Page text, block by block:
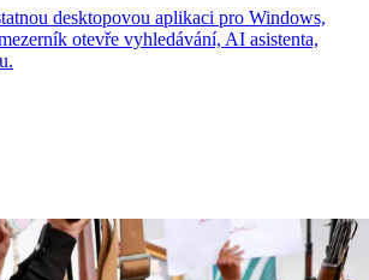
desktopovou aplikaci pro Windows,
otevře vyhledávání, AI asistenta,